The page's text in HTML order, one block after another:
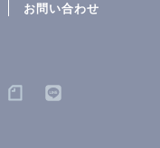
お問い合わせ